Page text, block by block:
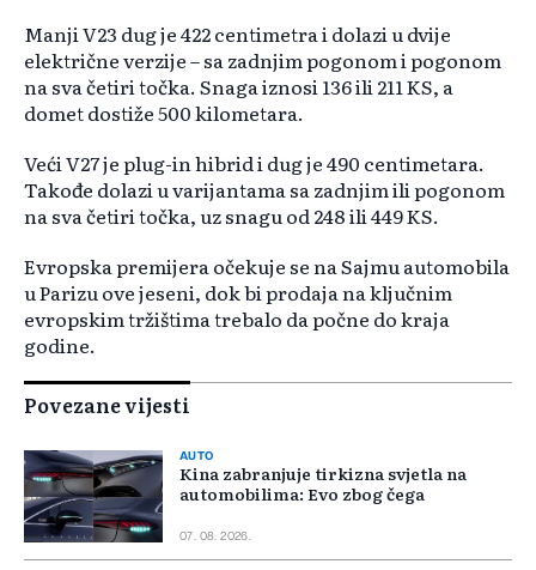
Manji V23 dug je 422 centimetra i dolazi u dvije
električne verzije – sa zadnjim pogonom i pogonom
na sva četiri točka. Snaga iznosi 136 ili 211 KS, a
domet dostiže 500 kilometara.
Veći V27 je plug-in hibrid i dug je 490 centimetara.
Takođe dolazi u varijantama sa zadnjim ili pogonom
na sva četiri točka, uz snagu od 248 ili 449 KS.
Evropska premijera očekuje se na Sajmu automobila
u Parizu ove jeseni, dok bi prodaja na ključnim
evropskim tržištima trebalo da počne do kraja
godine.
Povezane vijesti
AUTO
Kina zabranjuje tirkizna svjetla na
automobilima: Evo zbog čega
07. 08. 2026.